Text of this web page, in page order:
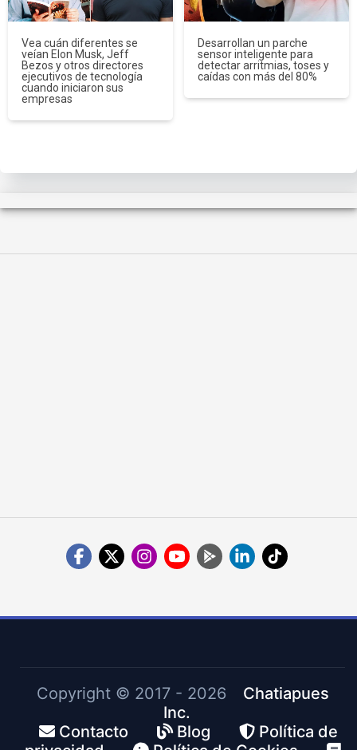
Vea cuán diferentes se
veían Elon Musk, Jeff
Bezos y otros directores
ejecutivos de tecnología
cuando iniciaron sus
empresas
Desarrollan un parche
sensor inteligente para
detectar arritmias, toses y
caídas con más del 80%
Copyright © 2017 - 2026
Chatiapues
Inc.
Contacto
Blog
Política de